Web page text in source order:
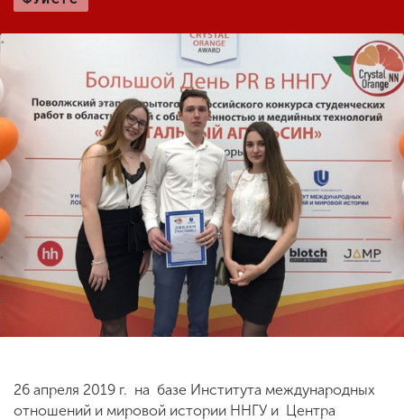
образовательной
SPN CHI
Приемная
комиссия
+7 (831) 262-26-20
26 апреля 2019 г. на базе Института международных
отношений и мировой истории ННГУ и Центра